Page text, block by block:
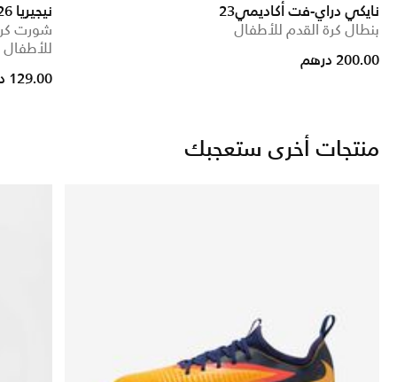
نايكي دراي-فت أكاديمي23
بنطال كرة القدم للأطفال
200.00 درهم
نيجيريا 2026 ستيديوم الأساسي
شورت
للأطفال
129.00 درهم
منتجات أخرى ستعجبك